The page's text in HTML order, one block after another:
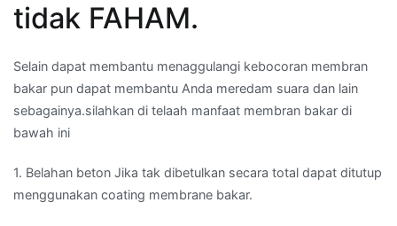
tidak FAHAM.
Selain dapat membantu menaggulangi kebocoran membran
bakar pun dapat membantu Anda meredam suara dan lain
sebagainya.silahkan di telaah manfaat membran bakar di
bawah ini
1. Belahan beton Jika tak dibetulkan secara total dapat ditutup
menggunakan coating membrane bakar.